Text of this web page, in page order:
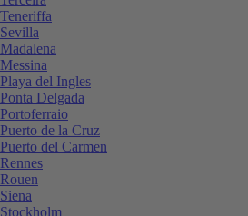
Teneriffa
Sevilla
Madalena
Messina
Playa del Ingles
Ponta Delgada
Portoferraio
Puerto de la Cruz
Puerto del Carmen
Rennes
Rouen
Siena
Stockholm